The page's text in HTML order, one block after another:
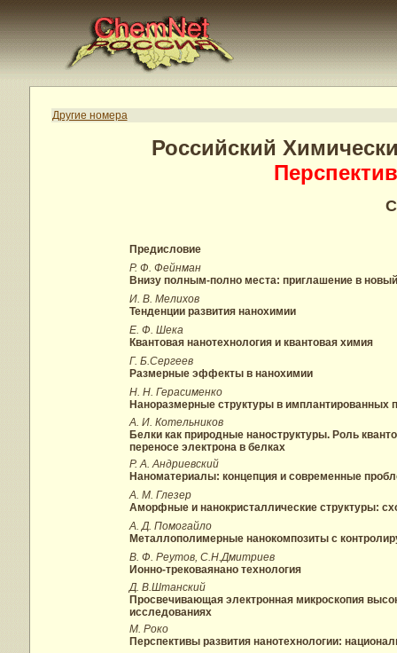
Другие номера
Российский
Предисловие
Р. Ф. Фейнман
Внизу полным-полно места: приглашение в
И. В. Мелихов
Тенденции развития нанохимии
Е. Ф. Шека
Квантовая нанотехнология и квантовая химия
Г. Б.Сергеев
Размерные эффекты в нанохимии
Н. Н. Герасименко
Наноразмерные структуры в имплантированных
А. И. Котельников
Белки как природные наноструктуры. Роль
переносе электрона в белках
Р. А. Андриевский
Наноматериалы: концепция и современные
А. М. Глезер
Аморфные и нанокристаллические структуры:
А. Д. Помогайло
Металлополимерные нанокомпозиты с
В. Ф. Реутов, С.Н.Дмитриев
Ионно-трековаянано технология
Д. В.Штанский
Просвечивающая электронная микроскопия
исследованиях
М. Роко
Перспективы развития нанотехнологии: